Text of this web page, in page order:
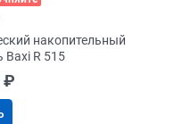
накопительный
Baxi R 515
₽